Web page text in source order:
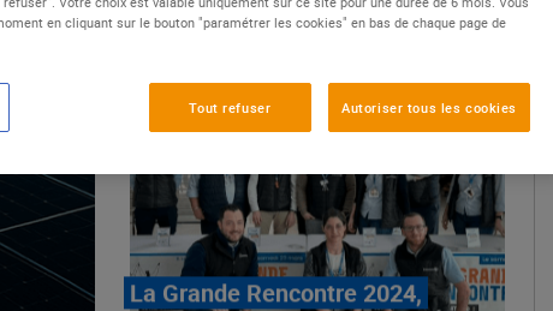
E.Leclerc, mobilisé contre
en cliquant sur le bouton "paramétrer les cookies" en bas de chaque page de
Tout refuser Autoriser tous les cookies